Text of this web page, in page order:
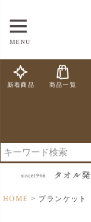
MENU
新着商品 商品一覧
HOME ブランケット